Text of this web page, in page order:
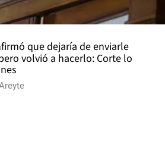
que dejaría de enviarle
volvió a hacerlo: Corte lo